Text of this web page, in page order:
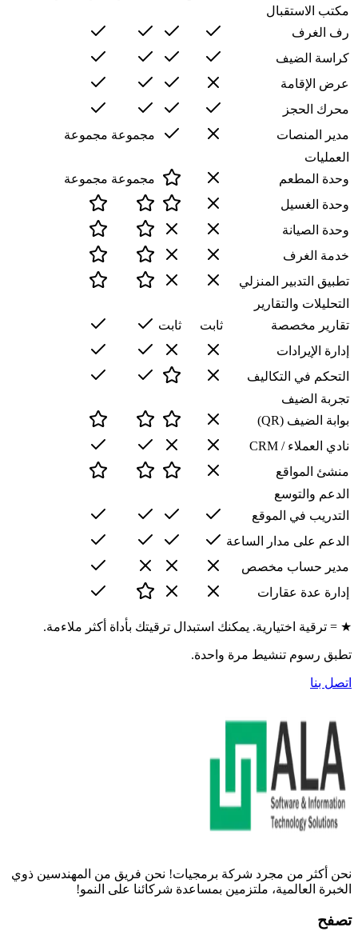
مكتب الاستقبال
رف الغرف
كراسة الضيف
عرض الإقامة
محرك الحجز
مدیر المنصات
مجموعة مجموعة
العمليات
وحدة المطعم
مجموعة مجموعة
وحدة الغسيل
وحدة الصيانة
خدمة الغرف
تطبيق التدبير المنزلي
التحليلات والتقارير
تقارير مخصصة
ثابت
ثابت
إدارة الإيرادات
التحكم في التكاليف
تجربة الضيف
بوابة الضيف (QR)
نادي العملاء / CRM
منشئ المواقع
الدعم والتوسع
التدريب في الموقع
الدعم على مدار الساعة
مدير حساب مخصص
إدارة عدة عقارات
★ = ترقية اختيارية. يمكنك استبدال ترقيتك بأداة أكثر ملاءمة.
تطبق رسوم تنشيط مرة واحدة.
اتصل بنا
نحن أكثر من مجرد شركة برمجيات! نحن فريق من المهندسين ذوي
الخبرة العالمية، ملتزمين بمساعدة شركائنا على النمو!
تصفح